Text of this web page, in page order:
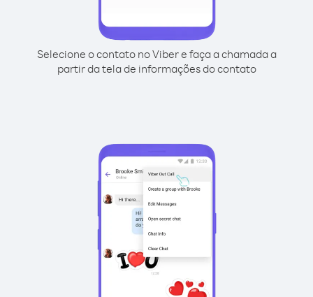
Selecione o contato no Viber e faça a chamada a
partir da tela de informações do contato